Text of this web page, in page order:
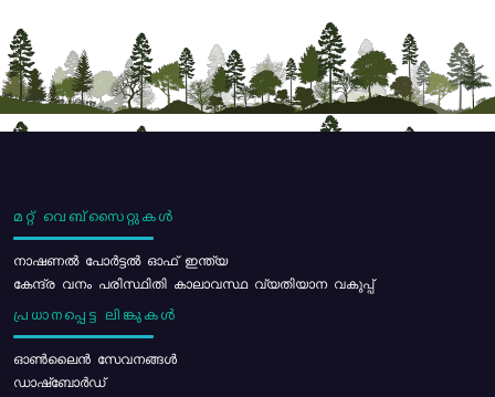
മറ്റ് വെബ്സൈറ്റുകൾ
നാഷണൽ പോർട്ടൽ ഓഫ് ഇന്ത്യ
കേന്ദ്ര വനം പരിസ്ഥിതി കാലാവസ്ഥ വ്യതിയാന വകുപ്പ്
പ്രധാനപ്പെട്ട ലിങ്കുകൾ
ഓൺലൈൻ സേവനങ്ങൾ
ഡാഷ്ബോർഡ്